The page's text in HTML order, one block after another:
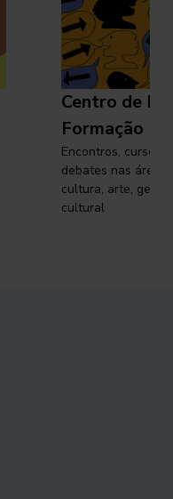
Centro de
Formação
Encontros, cursos,
debates nas áreas
cultura, arte,
cultural